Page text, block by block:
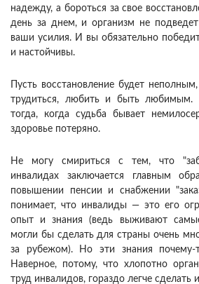
надежду, а бороться за свое
день за днем, и организм не
ваши усилия. И вы обязательно
и настойчивы.
Пусть восстановление будет
трудиться, любить и быть
тогда, когда судьба бывает
здоровье потеряно.
Не могу смириться с тем, что
инвалидах заключается главным
повышении пенсии и снабжении
понимает, что инвалиды — это его
опыт и знания (ведь выживают
могли бы сделать для страны очень
за рубежом). Но эти знания
Наверное, потому, что хлопотно
труд инвалидов, гораздо легче сделать